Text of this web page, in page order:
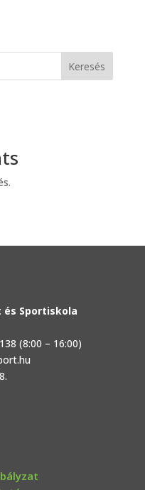
Keresés
és Sportiskola
(8:00 – 16:00)